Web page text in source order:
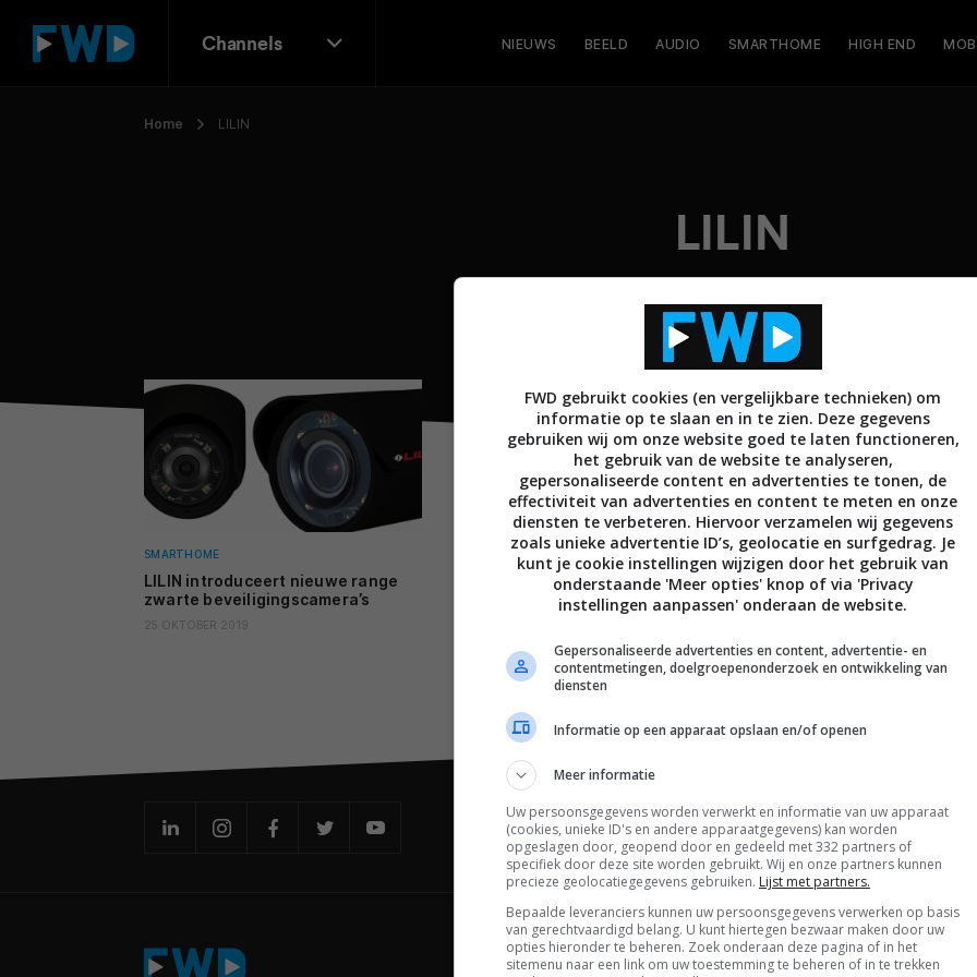
Channels NIEUWS BEELD AUDIO SMARTHOME HIGH END
Home LILIN
LILIN
SMARTHOME
LILIN introduceert nieuwe range
zwarte beveiligingscamera’s
25 OKTOBER 2019
De laatste updates in je mailbox
Channels
FWD gebruikt cookies (en vergelijkbare technieken) om
informatie op te slaan en in te zien. Deze gegevens
gebruiken wij om onze website goed te laten functioneren,
het gebruik van de website te analyseren,
gepersonaliseerde content en advertenties te tonen, de
effectiviteit van advertenties en content te meten en onze
diensten te verbeteren. Hiervoor verzamelen wij gegevens
zoals unieke advertentie ID’s, geolocatie en surfgedrag. Je
kunt je cookie instellingen wijzigen door het gebruik van
onderstaande 'Meer opties' knop of via 'Privacy
instellingen aanpassen' onderaan de website.
Gepersonaliseerde advertenties en content, advertentie- en
contentmetingen, doelgroepenonderzoek en ontwikkeling van
diensten
Informatie op een apparaat opslaan en/of openen
Meer informatie
Uw persoonsgegevens worden verwerkt en informatie van uw apparaat
(cookies, unieke ID's en andere apparaatgegevens) kan worden
opgeslagen door, geopend door en gedeeld met 332 partners of
specifiek door deze site worden gebruikt. Wij en onze partners kunnen
precieze geolocatiegegevens gebruiken. Lijst met partners.
Bepaalde leveranciers kunnen uw persoonsgegevens verwerken op basis
van gerechtvaardigd belang. U kunt hiertegen bezwaar maken door uw
opties hieronder te beheren. Zoek onderaan deze pagina of in het
sitemenu naar een link om uw toestemming te beheren of in te trekken